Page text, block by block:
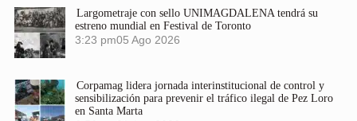
Largometraje con sello UNIMAGDALENA tendrá su
estreno mundial en Festival de Toronto
3:23 pm05 Ago 2026
Corpamag lidera jornada interinstitucional de control y
sensibilización para prevenir el tráfico ilegal de Pez Loro
en Santa Marta